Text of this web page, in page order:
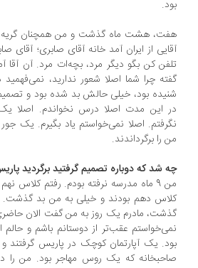
هشت ماه گذشت و من همچنان گریه
از ایران آمد خانه آقای صابری؛ آقای صابری
کن بگو دیگر مرد، بچه‌ات مرد. آن آقا آمده و
چرا شما اصلا شعور ندارید، نمی‌فهمید دارد
بود، خیلی حالش بد شده بود و تصمیم
این مدت اصلا درس نخواندم. اصلا یک کلمه
اصلا نمی‌خواستم یاد بگیرم. یک جور
را برگرداندند.
شد که دوباره تصمیم گرفتید برگردید پاریس؟
من 9 ماه مدرسه نرفته بودم. رفتم کلاس نهم
دهم بودند و خیلی به من بد ‌گذشت. یک
مادرم یک روز به من گفت الان حاضری
عقب‌تر از دوستانم باشم و حالم از
یک آپارتمان کوچک در پاریس گرفتند و من را
که یک روس مهاجر بود. من را در